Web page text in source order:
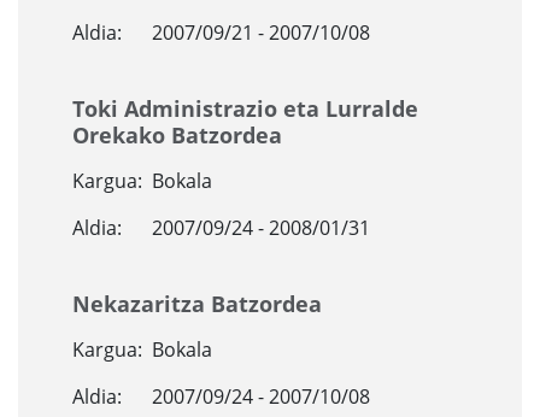
Aldia:
2007/09/21 - 2007/10/08
Toki Administrazio eta Lurralde
Orekako Batzordea
Kargua: Bokala
Aldia:
2007/09/24 - 2008/01/31
Nekazaritza Batzordea
Kargua: Bokala
Aldia:
2007/09/24 - 2007/10/08